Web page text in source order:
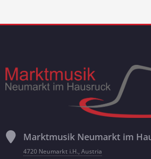
Marktmusik Neumarkt im
4720 Neumarkt i.H., Austria